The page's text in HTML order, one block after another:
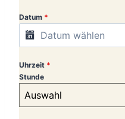
Datum *
Uhrzeit *
Stunde
Auswahl